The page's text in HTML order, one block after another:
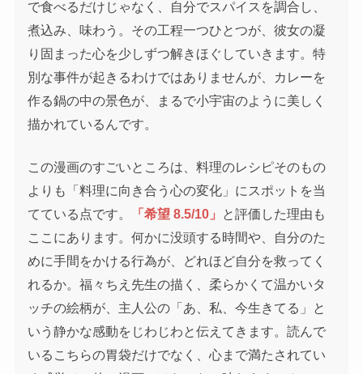
で食べるだけじゃなく、自分でスパイスを調合し、
煮込み、味わう。その工程一つひとつが、彼女の凝
り固まった心を少しずつ解きほぐしていきます。特
別な事件が起きるわけではありませんが、カレーを
作る鍋の中の景色が、まるで小宇宙のように美しく
描かれているんです。
この漫画のすごいところは、料理のレシピそのもの
よりも「料理に向き合う心の変化」にスポットを当
てている点です。
「希望 8.5/10」
と評価した理由も
ここにあります。何かに没頭する時間や、自分のた
めに手間をかける行為が、どれほど自分を救ってく
れるか。福々ちえ先生の描く、柔らかくて温かいタ
ッチの絵柄が、主人公の「あ、私、今生きてる」と
いう静かな感動をじわじわと伝えてきます。読んで
いるこちらの胃袋だけでなく、心まで満たされてい